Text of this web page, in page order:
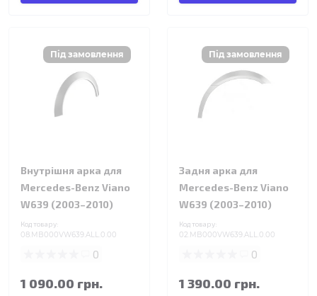
Внутрішня арка для
Mercedes-Benz Viano
W639 (2003–2010)
Код товару:
08.MB000VW639.ALL.0.00
0
1 090.00 грн.
Задня арка для
Mercedes-Benz Viano
W639 (2003–2010)
Код товару:
02.MB000VW639.ALL.0.00
0
1 390.00 грн.